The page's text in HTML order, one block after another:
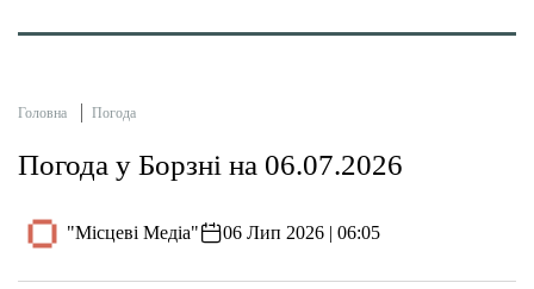
Головна Погода
Погода у Борзні на 06.07.2026
"Місцеві Медіа" 06 Лип 2026 | 06:05